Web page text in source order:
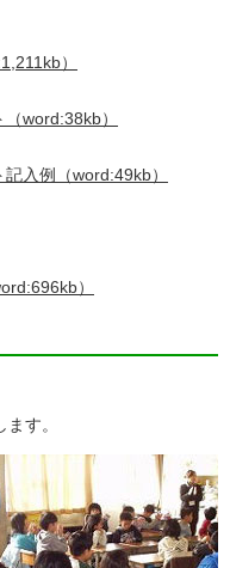
）
word:38kb）
入例（word:49kb）
）
す。